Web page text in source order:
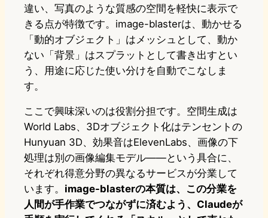
違い、写真のような質感の空間を軽快に表示で
きる点が特徴です。image-blasterは、動かせる
「動的オブジェクト」はメッシュとして、動か
ない「背景」はスプラットとして書き出すとい
う、用途に応じた使い分けを自動でこなしま
す。
ここで興味深いのは役割分担です。空間生成は
World Labs、3Dオブジェクト化はテンセントの
Hunyuan 3D、効果音はElevenLabs、画像の下
処理は別の画像編集モデル——という具合に、
それぞれ得意分野の異なるサービスが分業して
います。 image-blasterの本質は、この分業を
人間が手作業でつながずに済むよう、Claudeが